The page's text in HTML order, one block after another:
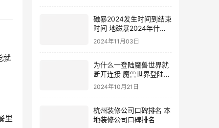
就
里
磁暴2024发生时间到结束
时间 地磁暴2024年什么
时候
2024年11月03日
为什么一登陆魔兽世界就
断开连接 魔兽世界登陆不
上去
2024年10月21日
杭州装修公司口碑排名 本
地装修公司口碑排名